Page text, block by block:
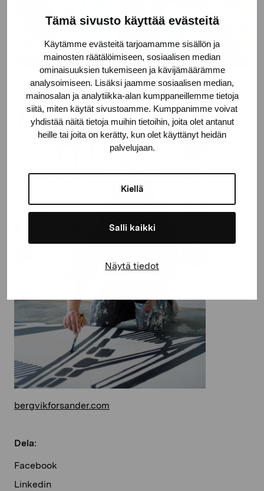
Tämä sivusto käyttää evästeitä
Käytämme evästeitä tarjoamamme sisällön ja
mainosten räätälöimiseen, sosiaalisen median
ominaisuuksien tukemiseen ja kävijämäärämme
analysoimiseen. Lisäksi jaamme sosiaalisen median,
mainosalan ja analytiikka-alan kumppaneillemme tietoja
siitä, miten käytät sivustoamme. Kumppanimme voivat
yhdistää näitä tietoja muihin tietoihin, joita olet antanut
heille tai joita on kerätty, kun olet käyttänyt heidän
palvelujaan.
Kiellä
Salli kaikki
Näytä tiedot
Dela:
Facebook
Linkedin
ylvahollander.com
bergvikforsander.com